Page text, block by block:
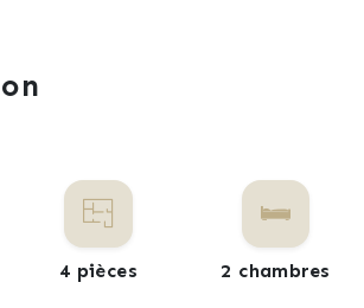
4 pièces 2 chambres